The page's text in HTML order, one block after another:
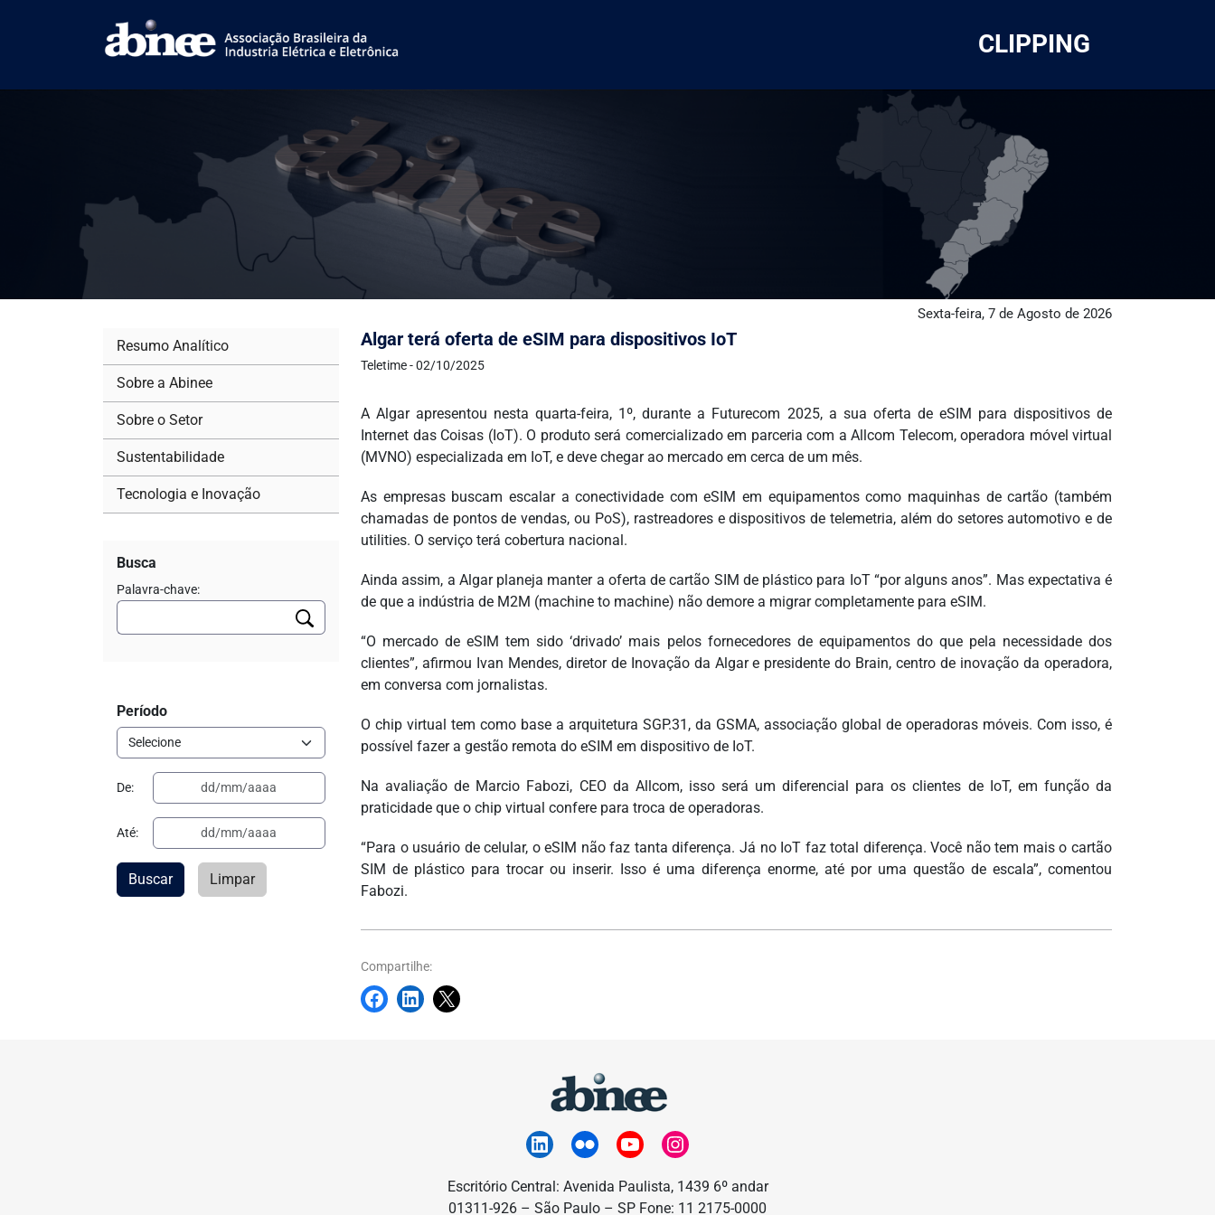
CLIPPING
Sexta-feira, 7 de Agosto de 2026
Algar terá oferta de eSIM para dispositivos IoT
Teletime - 02/10/2025
A Algar apresentou nesta quarta-feira, 1º, durante a Futurecom 2025, a sua oferta de eSIM para dispositivos de
Internet das Coisas (IoT). O produto será comercializado em parceria com a Allcom Telecom, operadora móvel virtual
(MVNO) especializada em IoT, e deve chegar ao mercado em cerca de um mês.
As empresas buscam escalar a conectividade com eSIM em equipamentos como maquinhas de cartão (também
chamadas de pontos de vendas, ou PoS), rastreadores e dispositivos de telemetria, além do setores automotivo e de
utilities. O serviço terá cobertura nacional.
Ainda assim, a Algar planeja manter a oferta de cartão SIM de plástico para IoT “por alguns anos”. Mas expectativa é
de que a indústria de M2M (machine to machine) não demore a migrar completamente para eSIM.
“O mercado de eSIM tem sido ‘drivado’ mais pelos fornecedores de equipamentos do que pela necessidade dos
clientes”, afirmou Ivan Mendes, diretor de Inovação da Algar e presidente do Brain, centro de inovação da operadora,
em conversa com jornalistas.
O chip virtual tem como base a arquitetura SGP.31, da GSMA, associação global de operadoras móveis. Com isso, é
possível fazer a gestão remota do eSIM em dispositivo de IoT.
Na avaliação de Marcio Fabozi, CEO da Allcom, isso será um diferencial para os clientes de IoT, em função da
praticidade que o chip virtual confere para troca de operadoras.
“Para o usuário de celular, o eSIM não faz tanta diferença. Já no IoT faz total diferença. Você não tem mais o cartão
SIM de plástico para trocar ou inserir. Isso é uma diferença enorme, até por uma questão de escala”, comentou
Fabozi.
Compartilhe:
Resumo Analítico
Sobre a Abinee
Sobre o Setor
Sustentabilidade
Tecnologia e Inovação
Busca
Palavra-chave:
Período
De:
Até:
Buscar Limpar
Escritório Central: Avenida Paulista, 1439 6º andar
01311-926 – São Paulo – SP Fone: 11 2175-0000